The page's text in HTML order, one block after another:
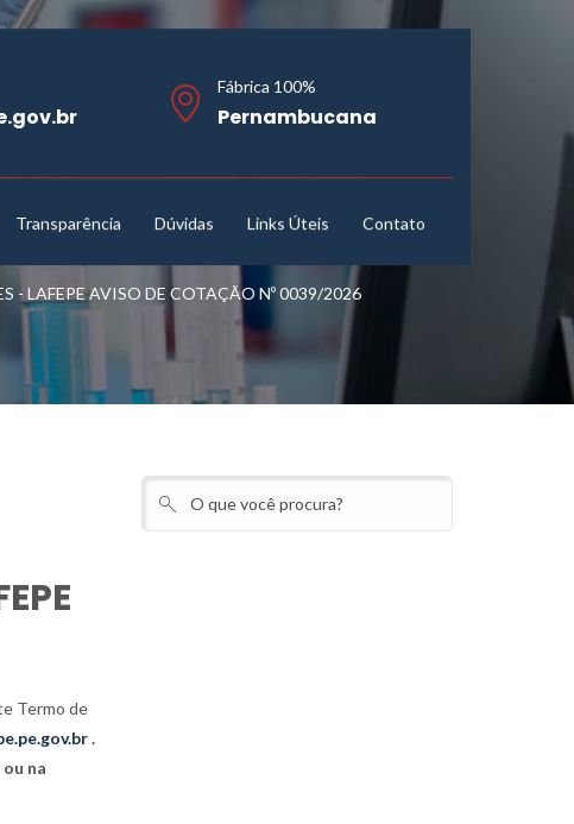
Fábrica 100%
Pernambucana
Transparência Dúvidas Links Úteis Contato
- LAFEPE AVISO DE COTAÇÃO Nº 0039/2026
Termo de
.
ou na